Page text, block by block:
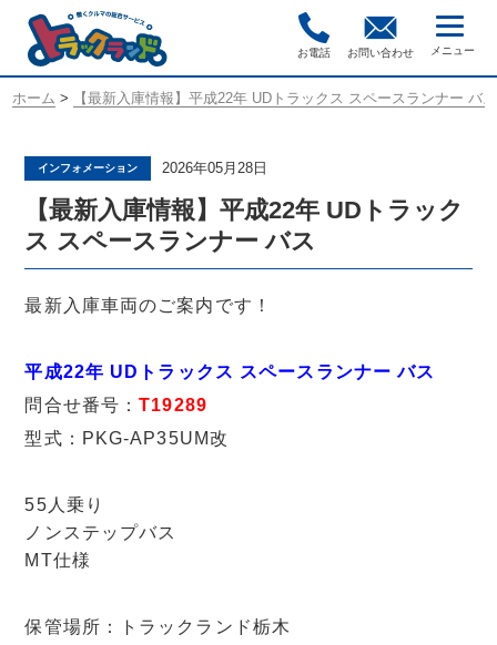
お電話 お問い合わせ
ホーム > 【最新入庫情報】平成22年 UDトラックス スペースランナー バス
インフォメーション 2026年05月28日
【最新入庫情報】平成22年 UDトラック
ス スペースランナー バス
最新入庫車両のご案内です！
平成22年 UDトラックス スペースランナー バス
問合せ番号：T19289
型式：PKG-AP35UM改
55人乗り
ノンステップバス
MT仕様
保管場所：トラックランド栃木